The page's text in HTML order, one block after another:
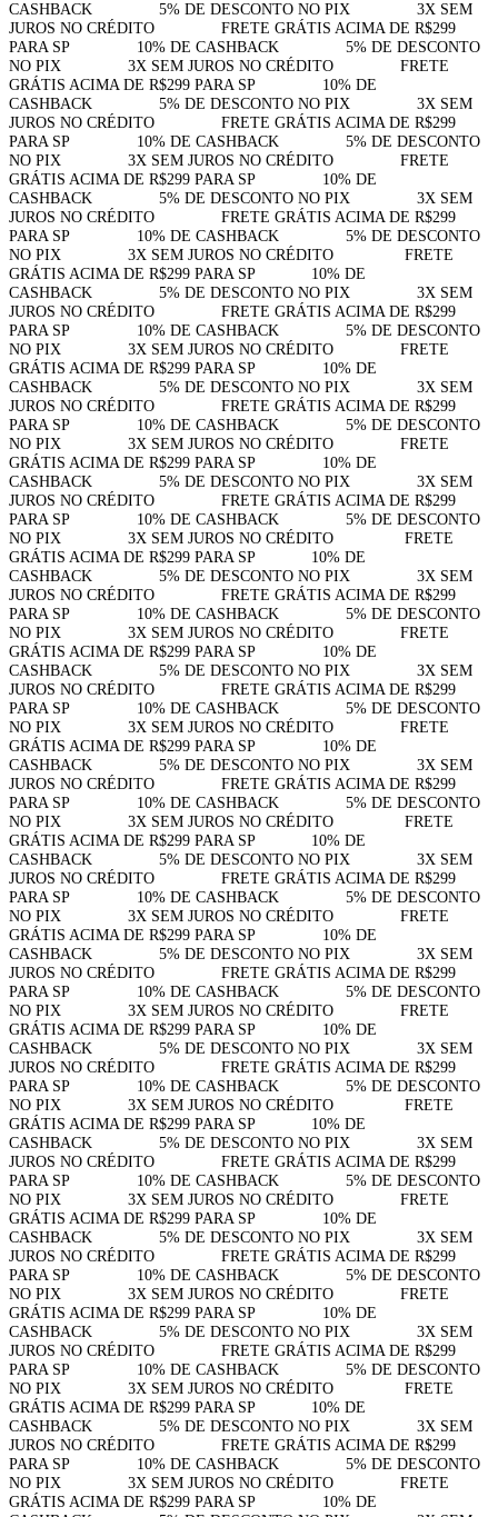
CASHBACK⠀⠀⠀⠀⠀⠀5% DE DESCONTO NO PIX⠀⠀⠀⠀⠀⠀3X SEM
JUROS NO CRÉDITO⠀⠀⠀⠀⠀⠀FRETE GRÁTIS ACIMA DE R$299
PARA SP⠀⠀⠀⠀⠀⠀10% DE CASHBACK⠀⠀⠀⠀⠀⠀5% DE DESCONTO
NO PIX⠀⠀⠀⠀⠀⠀3X SEM JUROS NO CRÉDITO⠀⠀⠀⠀⠀⠀FRETE
GRÁTIS ACIMA DE R$299 PARA SP⠀⠀⠀⠀⠀⠀10% DE
CASHBACK⠀⠀⠀⠀⠀⠀5% DE DESCONTO NO PIX⠀⠀⠀⠀⠀⠀3X SEM
JUROS NO CRÉDITO⠀⠀⠀⠀⠀⠀FRETE GRÁTIS ACIMA DE R$299
PARA SP⠀⠀⠀⠀⠀⠀10% DE CASHBACK⠀⠀⠀⠀⠀⠀5% DE DESCONTO
NO PIX⠀⠀⠀⠀⠀⠀3X SEM JUROS NO CRÉDITO⠀⠀⠀⠀⠀⠀FRETE
GRÁTIS ACIMA DE R$299 PARA SP⠀⠀⠀⠀⠀⠀10% DE
CASHBACK⠀⠀⠀⠀⠀⠀5% DE DESCONTO NO PIX⠀⠀⠀⠀⠀⠀3X SEM
JUROS NO CRÉDITO⠀⠀⠀⠀⠀⠀FRETE GRÁTIS ACIMA DE R$299
PARA SP⠀⠀⠀⠀⠀⠀10% DE CASHBACK⠀⠀⠀⠀⠀⠀5% DE DESCONTO
NO PIX⠀⠀⠀⠀⠀⠀3X SEM JUROS NO CRÉDITO⠀⠀⠀⠀⠀⠀ FRETE
GRÁTIS ACIMA DE R$299 PARA SP⠀⠀⠀⠀⠀10% DE
CASHBACK⠀⠀⠀⠀⠀⠀5% DE DESCONTO NO PIX⠀⠀⠀⠀⠀⠀3X SEM
JUROS NO CRÉDITO⠀⠀⠀⠀⠀⠀FRETE GRÁTIS ACIMA DE R$299
PARA SP⠀⠀⠀⠀⠀⠀10% DE CASHBACK⠀⠀⠀⠀⠀⠀5% DE DESCONTO
NO PIX⠀⠀⠀⠀⠀⠀3X SEM JUROS NO CRÉDITO⠀⠀⠀⠀⠀⠀FRETE
GRÁTIS ACIMA DE R$299 PARA SP⠀⠀⠀⠀⠀⠀10% DE
CASHBACK⠀⠀⠀⠀⠀⠀5% DE DESCONTO NO PIX⠀⠀⠀⠀⠀⠀3X SEM
JUROS NO CRÉDITO⠀⠀⠀⠀⠀⠀FRETE GRÁTIS ACIMA DE R$299
PARA SP⠀⠀⠀⠀⠀⠀10% DE CASHBACK⠀⠀⠀⠀⠀⠀5% DE DESCONTO
NO PIX⠀⠀⠀⠀⠀⠀3X SEM JUROS NO CRÉDITO⠀⠀⠀⠀⠀⠀FRETE
GRÁTIS ACIMA DE R$299 PARA SP⠀⠀⠀⠀⠀⠀10% DE
CASHBACK⠀⠀⠀⠀⠀⠀5% DE DESCONTO NO PIX⠀⠀⠀⠀⠀⠀3X SEM
JUROS NO CRÉDITO⠀⠀⠀⠀⠀⠀FRETE GRÁTIS ACIMA DE R$299
PARA SP⠀⠀⠀⠀⠀⠀10% DE CASHBACK⠀⠀⠀⠀⠀⠀5% DE DESCONTO
NO PIX⠀⠀⠀⠀⠀⠀3X SEM JUROS NO CRÉDITO⠀⠀⠀⠀⠀⠀ FRETE
GRÁTIS ACIMA DE R$299 PARA SP⠀⠀⠀⠀⠀10% DE
CASHBACK⠀⠀⠀⠀⠀⠀5% DE DESCONTO NO PIX⠀⠀⠀⠀⠀⠀3X SEM
JUROS NO CRÉDITO⠀⠀⠀⠀⠀⠀FRETE GRÁTIS ACIMA DE R$299
PARA SP⠀⠀⠀⠀⠀⠀10% DE CASHBACK⠀⠀⠀⠀⠀⠀5% DE DESCONTO
NO PIX⠀⠀⠀⠀⠀⠀3X SEM JUROS NO CRÉDITO⠀⠀⠀⠀⠀⠀FRETE
GRÁTIS ACIMA DE R$299 PARA SP⠀⠀⠀⠀⠀⠀10% DE
CASHBACK⠀⠀⠀⠀⠀⠀5% DE DESCONTO NO PIX⠀⠀⠀⠀⠀⠀3X SEM
JUROS NO CRÉDITO⠀⠀⠀⠀⠀⠀FRETE GRÁTIS ACIMA DE R$299
PARA SP⠀⠀⠀⠀⠀⠀10% DE CASHBACK⠀⠀⠀⠀⠀⠀5% DE DESCONTO
NO PIX⠀⠀⠀⠀⠀⠀3X SEM JUROS NO CRÉDITO⠀⠀⠀⠀⠀⠀FRETE
GRÁTIS ACIMA DE R$299 PARA SP⠀⠀⠀⠀⠀⠀10% DE
CASHBACK⠀⠀⠀⠀⠀⠀5% DE DESCONTO NO PIX⠀⠀⠀⠀⠀⠀3X SEM
JUROS NO CRÉDITO⠀⠀⠀⠀⠀⠀FRETE GRÁTIS ACIMA DE R$299
PARA SP⠀⠀⠀⠀⠀⠀10% DE CASHBACK⠀⠀⠀⠀⠀⠀5% DE DESCONTO
NO PIX⠀⠀⠀⠀⠀⠀3X SEM JUROS NO CRÉDITO⠀⠀⠀⠀⠀⠀ FRETE
GRÁTIS ACIMA DE R$299 PARA SP⠀⠀⠀⠀⠀10% DE
CASHBACK⠀⠀⠀⠀⠀⠀5% DE DESCONTO NO PIX⠀⠀⠀⠀⠀⠀3X SEM
JUROS NO CRÉDITO⠀⠀⠀⠀⠀⠀FRETE GRÁTIS ACIMA DE R$299
PARA SP⠀⠀⠀⠀⠀⠀10% DE CASHBACK⠀⠀⠀⠀⠀⠀5% DE DESCONTO
NO PIX⠀⠀⠀⠀⠀⠀3X SEM JUROS NO CRÉDITO⠀⠀⠀⠀⠀⠀FRETE
GRÁTIS ACIMA DE R$299 PARA SP⠀⠀⠀⠀⠀⠀10% DE
CASHBACK⠀⠀⠀⠀⠀⠀5% DE DESCONTO NO PIX⠀⠀⠀⠀⠀⠀3X SEM
JUROS NO CRÉDITO⠀⠀⠀⠀⠀⠀FRETE GRÁTIS ACIMA DE R$299
PARA SP⠀⠀⠀⠀⠀⠀10% DE CASHBACK⠀⠀⠀⠀⠀⠀5% DE DESCONTO
NO PIX⠀⠀⠀⠀⠀⠀3X SEM JUROS NO CRÉDITO⠀⠀⠀⠀⠀⠀FRETE
GRÁTIS ACIMA DE R$299 PARA SP⠀⠀⠀⠀⠀⠀10% DE
CASHBACK⠀⠀⠀⠀⠀⠀5% DE DESCONTO NO PIX⠀⠀⠀⠀⠀⠀3X SEM
JUROS NO CRÉDITO⠀⠀⠀⠀⠀⠀FRETE GRÁTIS ACIMA DE R$299
PARA SP⠀⠀⠀⠀⠀⠀10% DE CASHBACK⠀⠀⠀⠀⠀⠀5% DE DESCONTO
NO PIX⠀⠀⠀⠀⠀⠀3X SEM JUROS NO CRÉDITO⠀⠀⠀⠀⠀⠀ FRETE
GRÁTIS ACIMA DE R$299 PARA SP⠀⠀⠀⠀⠀10% DE
CASHBACK⠀⠀⠀⠀⠀⠀5% DE DESCONTO NO PIX⠀⠀⠀⠀⠀⠀3X SEM
JUROS NO CRÉDITO⠀⠀⠀⠀⠀⠀FRETE GRÁTIS ACIMA DE R$299
PARA SP⠀⠀⠀⠀⠀⠀10% DE CASHBACK⠀⠀⠀⠀⠀⠀5% DE DESCONTO
NO PIX⠀⠀⠀⠀⠀⠀3X SEM JUROS NO CRÉDITO⠀⠀⠀⠀⠀⠀FRETE
GRÁTIS ACIMA DE R$299 PARA SP⠀⠀⠀⠀⠀⠀10% DE
CASHBACK⠀⠀⠀⠀⠀⠀5% DE DESCONTO NO PIX⠀⠀⠀⠀⠀⠀3X SEM
JUROS NO CRÉDITO⠀⠀⠀⠀⠀⠀FRETE GRÁTIS ACIMA DE R$299
PARA SP⠀⠀⠀⠀⠀⠀10% DE CASHBACK⠀⠀⠀⠀⠀⠀5% DE DESCONTO
NO PIX⠀⠀⠀⠀⠀⠀3X SEM JUROS NO CRÉDITO⠀⠀⠀⠀⠀⠀FRETE
GRÁTIS ACIMA DE R$299 PARA SP⠀⠀⠀⠀⠀⠀10% DE
CASHBACK⠀⠀⠀⠀⠀⠀5% DE DESCONTO NO PIX⠀⠀⠀⠀⠀⠀3X SEM
JUROS NO CRÉDITO⠀⠀⠀⠀⠀⠀FRETE GRÁTIS ACIMA DE R$299
PARA SP⠀⠀⠀⠀⠀⠀10% DE CASHBACK⠀⠀⠀⠀⠀⠀5% DE DESCONTO
NO PIX⠀⠀⠀⠀⠀⠀3X SEM JUROS NO CRÉDITO⠀⠀⠀⠀⠀⠀ FRETE
GRÁTIS ACIMA DE R$299 PARA SP⠀⠀⠀⠀⠀10% DE
CASHBACK⠀⠀⠀⠀⠀⠀5% DE DESCONTO NO PIX⠀⠀⠀⠀⠀⠀3X SEM
JUROS NO CRÉDITO⠀⠀⠀⠀⠀⠀FRETE GRÁTIS ACIMA DE R$299
PARA SP⠀⠀⠀⠀⠀⠀10% DE CASHBACK⠀⠀⠀⠀⠀⠀5% DE DESCONTO
NO PIX⠀⠀⠀⠀⠀⠀3X SEM JUROS NO CRÉDITO⠀⠀⠀⠀⠀⠀FRETE
GRÁTIS ACIMA DE R$299 PARA SP⠀⠀⠀⠀⠀⠀10% DE